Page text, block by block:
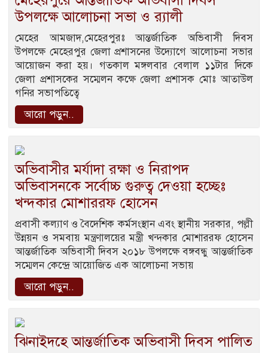
উপলক্ষে আলোচনা সভা ও র‌্যালী
মেহের আমজাদ,মেহেরপুরঃ আন্তর্জাতিক অভিবাসী দিবস
উপলক্ষে মেহেরপুর জেলা প্রশাসনের উদ্যোগে আলোচনা সভার
আয়োজন করা হয়। গতকাল মঙ্গলবার বেলাল ১১টার দিকে
জেলা প্রশাসকের সম্মেলন কক্ষে জেলা প্রশাসক মোঃ আতাউল
গনির সভাপতিত্বে
আরো পড়ুন..
অভিবাসীর মর্যাদা রক্ষা ও নিরাপদ
অভিবাসনকে সর্বোচ্চ গুরুত্ব দেওয়া হচ্ছেঃ
খন্দকার মোশাররফ হোসেন
প্রবাসী কল্যাণ ও বৈদেশিক কর্মসংস্থান এবং স্থানীয় সরকার, পল্লী
উন্নয়ন ও সমবায় মন্ত্রণালয়ের মন্ত্রী খন্দকার মোশাররফ হোসেন
আন্তর্জাতিক অভিবাসী দিবস ২০১৮ উপলক্ষে বঙ্গবন্ধু আন্তর্জাতিক
সম্মেলন কেন্দ্রে আয়োজিত এক আলোচনা সভায়
আরো পড়ুন..
ঝিনাইদহে আন্তর্জাতিক অভিবাসী দিবস পালিত